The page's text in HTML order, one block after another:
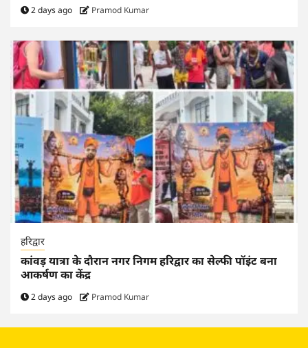
2 days ago Pramod Kumar
हरिद्वार
कांवड़ यात्रा के दौरान नगर निगम हरिद्वार का सेल्फी पॉइंट बना
आकर्षण का केंद्र
2 days ago Pramod Kumar